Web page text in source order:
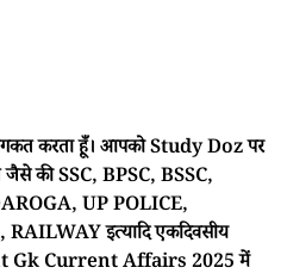
करता हूँ। आपको Study Doz पर
जैसे की SSC, BPSC, BSSC,
UP POLICE,
इत्यादि एकदिवसीय
Gk Current Affairs 2025 में